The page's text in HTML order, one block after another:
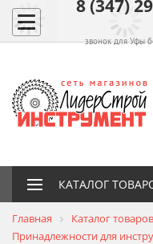
8 (347)
звонок для Уфы
КАТАЛОГ
Главная Каталог товаров
Принадлежности для